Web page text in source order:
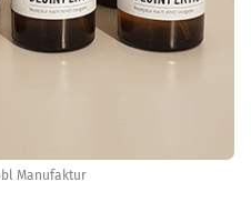
Manufaktur